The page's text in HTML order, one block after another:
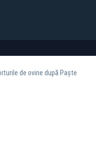
de ovine după Paște